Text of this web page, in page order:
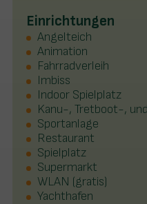
Einrichtungen
Angelteich
Animation
Fahrradverleih
Imbiss
Indoor Spielplatz
Kanu-, Tretboot-,
Sportanlage
Restaurant
Spielplatz
Supermarkt
WLAN (gratis)
Yachthafen